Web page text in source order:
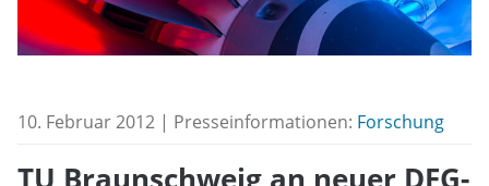
10. Februar 2012 | Presseinformationen: Forschung